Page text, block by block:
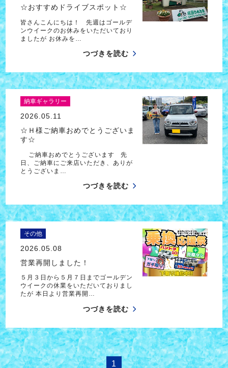
☆おすすめドライブスポット☆
皆さんこんにちは！ 先週はゴールデ
ンウイークのお休みをいただいており
ましたが お休みを…
つづきを読む
納車ギャラリー
2026.05.11
☆Ｈ様ご納車おめでとうございま
す☆
ご納車おめでとうございます 先
日、ご納車にご来店いただき、ありが
とうございま…
つづきを読む
その他
2026.05.08
営業再開しました！
５月３日から５月７日までゴールデン
ウイークの休業をいただいておりまし
たが 本日より営業再開…
つづきを読む
1